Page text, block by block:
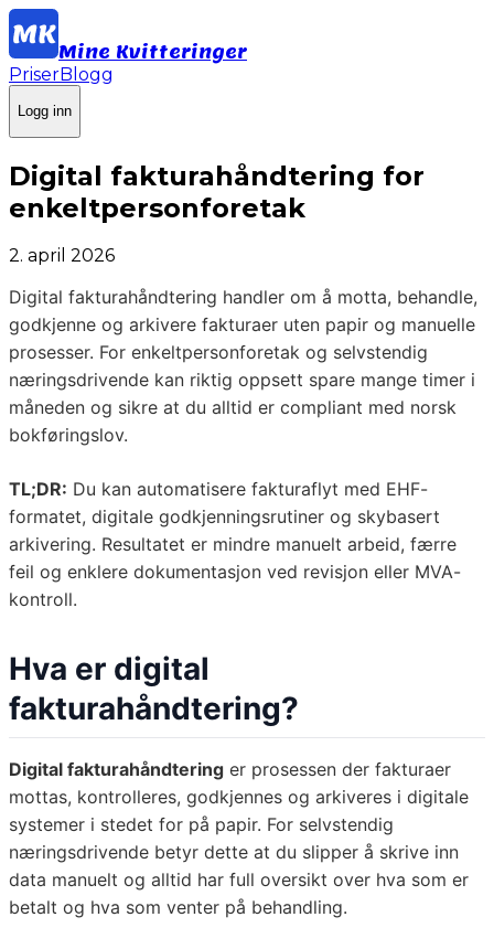
Mine Kvitteringer
PriserBlogg
Logg inn
Digital fakturahåndtering for
enkeltpersonforetak
2. april 2026
Digital fakturahåndtering handler om å motta, behandle,
godkjenne og arkivere fakturaer uten papir og manuelle
prosesser. For enkeltpersonforetak og selvstendig
næringsdrivende kan riktig oppsett spare mange timer i
måneden og sikre at du alltid er compliant med norsk
bokføringslov.
TL;DR: Du kan automatisere fakturaflyt med EHF-
formatet, digitale godkjenningsrutiner og skybasert
arkivering. Resultatet er mindre manuelt arbeid, færre
feil og enklere dokumentasjon ved revisjon eller MVA-
kontroll.
Hva er digital
fakturahåndtering?
Digital fakturahåndtering er prosessen der fakturaer
mottas, kontrolleres, godkjennes og arkiveres i digitale
systemer i stedet for på papir. For selvstendig
næringsdrivende betyr dette at du slipper å skrive inn
data manuelt og alltid har full oversikt over hva som er
betalt og hva som venter på behandling.